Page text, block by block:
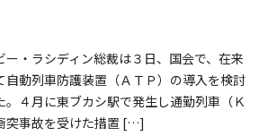
・ラシディン総裁は３日、国会で、在来
自動列車防護装置（ＡＴＰ）の導入を検討
。４月に東ブカシ駅で発生し通勤列車（Ｋ
突事故を受けた措置 […]